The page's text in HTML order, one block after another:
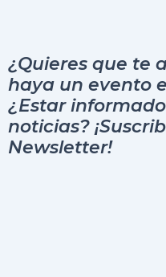
¿Quieres que te
haya un evento
¿Estar
noticias?
Newsletter!